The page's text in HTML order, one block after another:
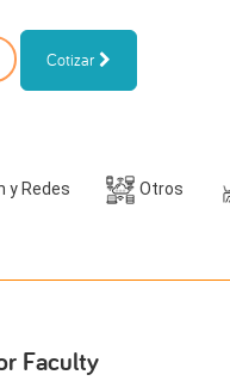
Cotizar
y Redes Otros
Faculty